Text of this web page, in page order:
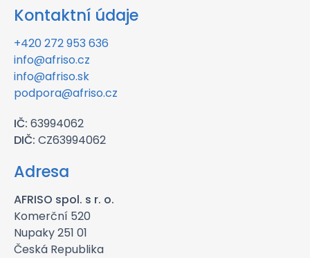
Kontaktní údaje
+420 272 953 636
info@afriso.cz
info@afriso.sk
podpora@afriso.cz
IČ: 63994062
DIČ: CZ63994062
Adresa
AFRISO spol. s r. o.
Komerční 520
Nupaky 251 01
Česká Republika